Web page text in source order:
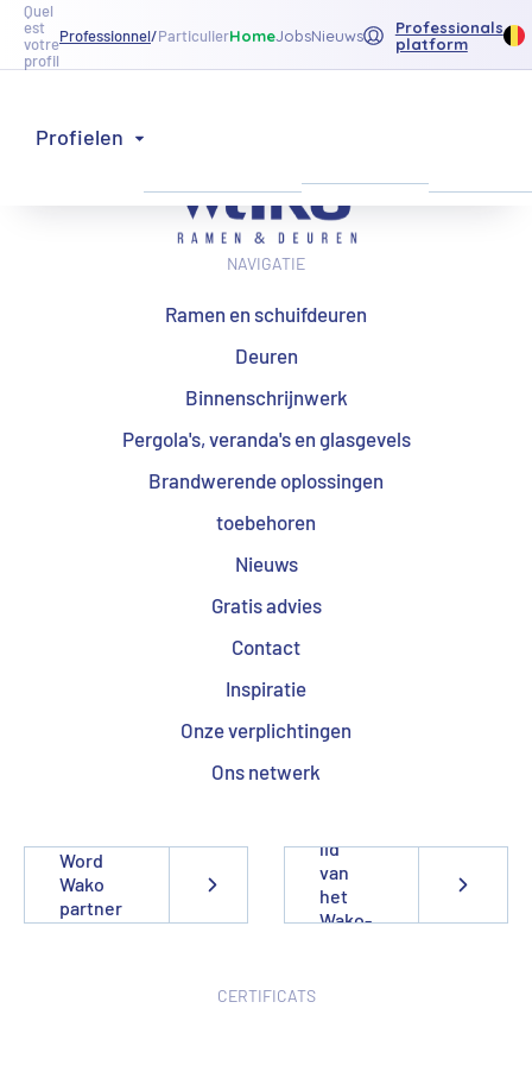
Quel
est
votre
profil
Professionnel/ParticulierHomeJobsNieuws
Professionals
platform
Profielen
NAVIGATIE
Ramen en schuifdeuren
Deuren
Binnenschrijnwerk
Pergola's, veranda's en glasgevels
Brandwerende oplossingen
toebehoren
Nieuws
Gratis advies
Contact
Inspiratie
Onze verplichtingen
Ons netwerk
Word
Wako
partner
lid
van
het
Wako-
CERTIFICATS